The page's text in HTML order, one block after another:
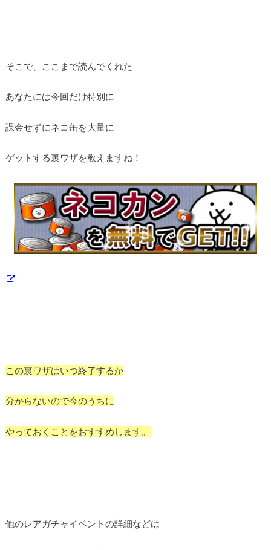
そこで、ここまで読んでくれた
あなたには今回だけ特別に
課金せずにネコ缶を大量に
ゲットする裏ワザを教えますね！
この裏ワザはいつ終了するか
分からないので今のうちに
やっておくことをおすすめします。
他のレアガチャイベントの詳細などは